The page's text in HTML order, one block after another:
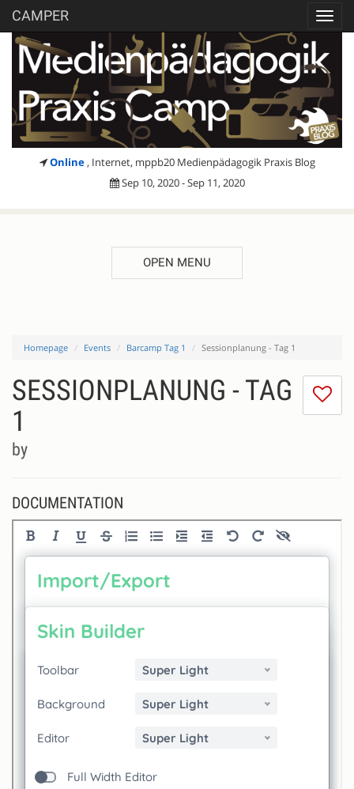
CAMPER
Online , Internet, mppb20 Medienpädagogik Praxis Blog
Sep 10, 2020 - Sep 11, 2020
OPEN MENU
Homepage Events Barcamp Tag 1 Sessionplanung - Tag 1
I
SESSIONPLANUNG - TAG
1
by
DOCUMENTATION